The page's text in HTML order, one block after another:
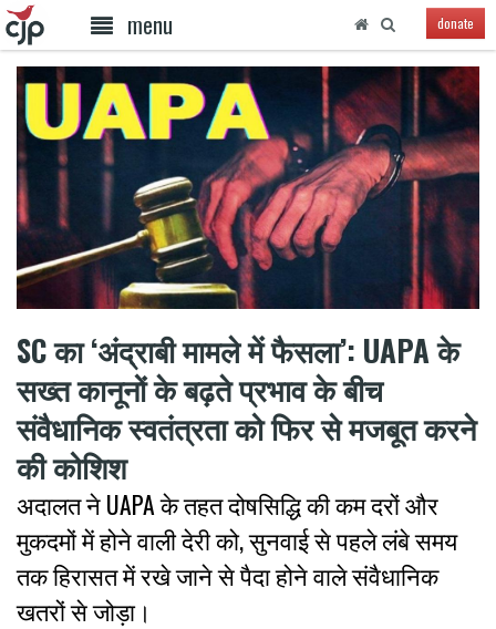
menu donate
SC का ‘अंद्राबी मामले में फैसला’: UAPA के
सख्त कानूनों के बढ़ते प्रभाव के बीच
संवैधानिक स्वतंत्रता को फिर से मजबूत करने
की कोशिश
अदालत ने UAPA के तहत दोषसिद्धि की कम दरों और
मुकदमों में होने वाली देरी को, सुनवाई से पहले लंबे समय
तक हिरासत में रखे जाने से पैदा होने वाले संवैधानिक
खतरों से जोड़ा।